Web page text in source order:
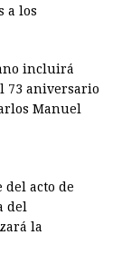
a los
incluirá
73 aniversario
Manuel
del acto de
del
la